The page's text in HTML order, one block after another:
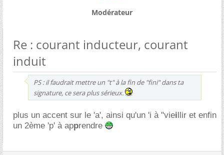
Modérateur
Re : courant inducteur, courant
induit
PS : il faudrait mettre un "t" à la fin de "fini" dans ta
signature, ce sera plus sérieux.
plus un accent sur le 'a', ainsi qu'un 'i à "vieillir et enfin
un 2ème 'p' à apprendre